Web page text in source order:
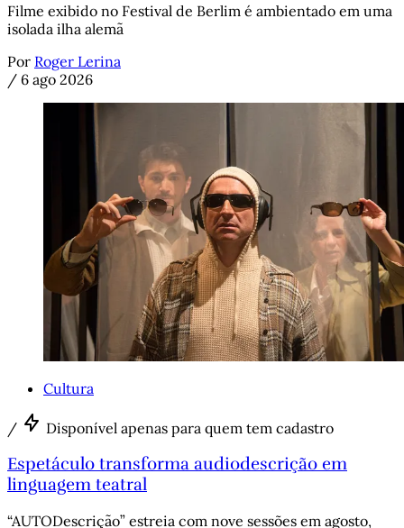
Filme exibido no Festival de Berlim é ambientado em uma
isolada ilha alemã
Por Roger Lerina
/ 6 ago 2026
Cultura
/ Disponível apenas para quem tem cadastro
Espetáculo transforma audiodescrição em
linguagem teatral
“AUTODescrição” estreia com nove sessões em agosto,